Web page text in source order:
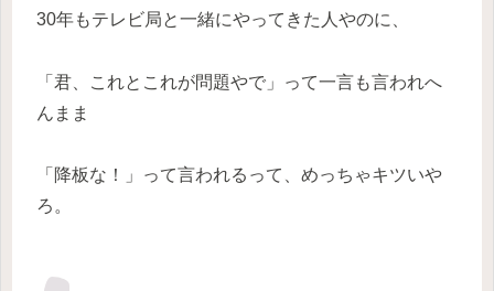
30年もテレビ局と一緒にやってきた人やのに、
「君、これとこれが問題やで」って一言も言われへ
んまま
「降板な！」って言われるって、めっちゃキツいや
ろ。